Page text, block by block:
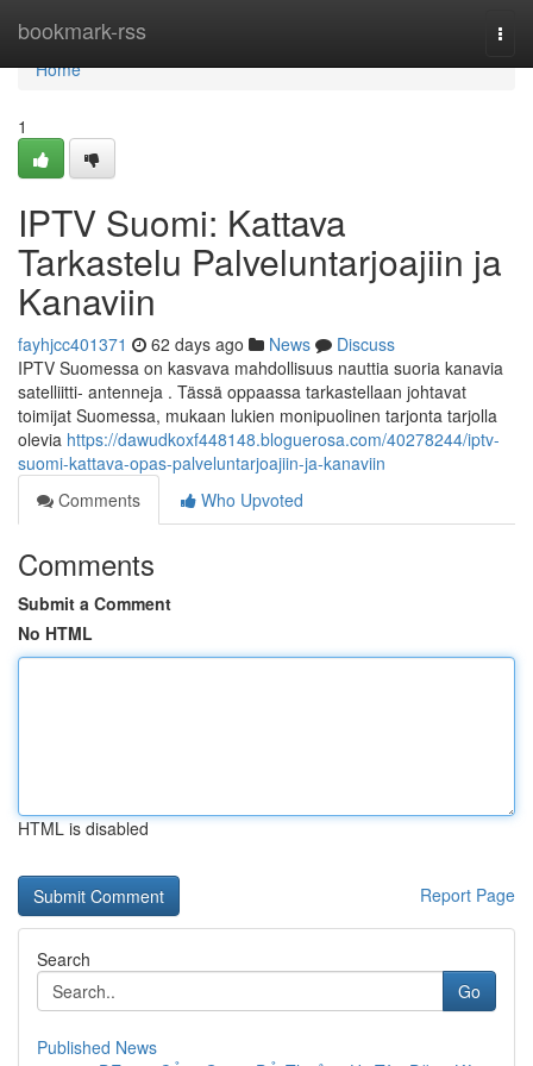
bookmark-rss
Home
Home
1
IPTV Suomi: Kattava
Tarkastelu Palveluntarjoajiin ja
Kanaviin
fayhjcc401371 62 days ago News
Discuss
IPTV Suomessa on kasvava mahdollisuus nauttia suoria kanavia
satelliitti- antenneja . Tässä oppaassa tarkastellaan johtavat
toimijat Suomessa, mukaan lukien monipuolinen tarjonta tarjolla
olevia https://dawudkoxf448148.bloguerosa.com/40278244/iptv-
suomi-kattava-opas-palveluntarjoajiin-ja-kanaviin
Comments
Who Upvoted
Comments
Submit a Comment
No HTML
HTML is disabled
Report Page
Search
Go
Published News